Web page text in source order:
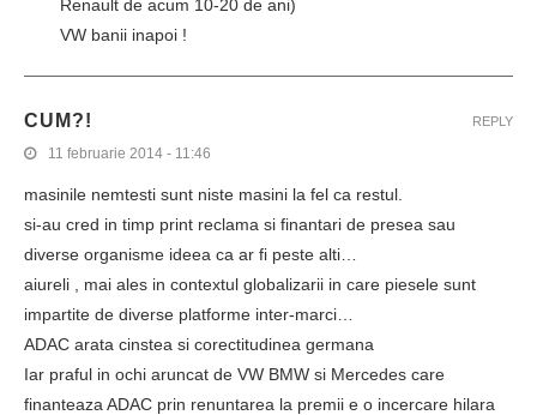
Renault de acum 10-20 de ani)
VW banii inapoi !
CUM?!
11 februarie 2014 - 11:46
masinile nemtesti sunt niste masini la fel ca restul.
si-au cred in timp print reclama si finantari de presea sau
diverse organisme ideea ca ar fi peste alti…
aiureli , mai ales in contextul globalizarii in care piesele sunt
impartite de diverse platforme inter-marci…
ADAC arata cinstea si corectitudinea germana
Iar praful in ochi aruncat de VW BMW si Mercedes care
finanteaza ADAC prin renuntarea la premii e o incercare hilara
REPLY